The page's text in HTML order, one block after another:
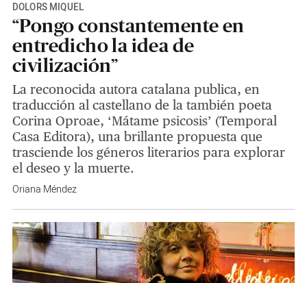
DOLORS MIQUEL
“Pongo constantemente en
entredicho la idea de
civilización”
La reconocida autora catalana publica, en
traducción al castellano de la también poeta
Corina Oproae, ‘Mátame psicosis’ (Temporal
Casa Editora), una brillante propuesta que
trasciende los géneros literarios para explorar
el deseo y la muerte.
Oriana Méndez